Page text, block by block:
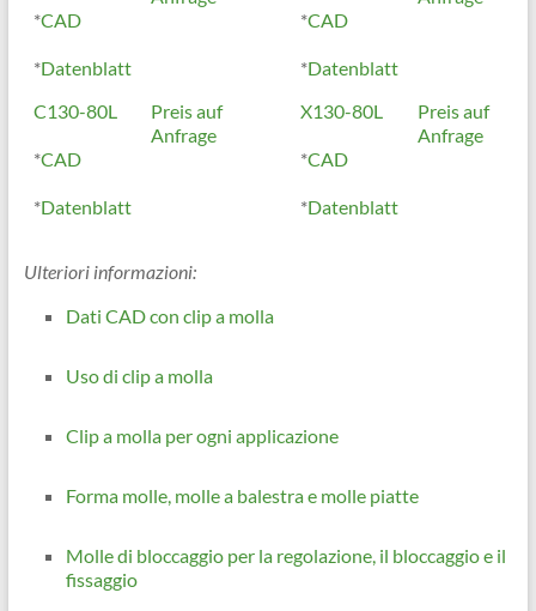
*CAD
*Datenblatt
*CAD
*Datenblatt
C130-80L
*CAD
*Datenblatt
Preis auf
Anfrage
X130-80L
*CAD
*Datenblatt
Preis auf
Anfrage
Ulteriori informazioni:
Dati CAD con clip a molla
Uso di clip a molla
Clip a molla per ogni applicazione
Forma molle, molle a balestra e molle piatte
Molle di bloccaggio per la regolazione, il bloccaggio e il
fissaggio